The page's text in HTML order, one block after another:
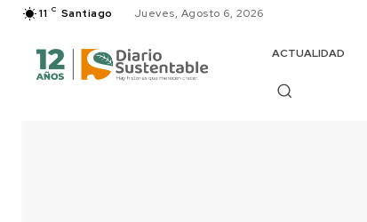
11 C Santiago Jueves, Agosto 6, 2026
ACTUALIDAD